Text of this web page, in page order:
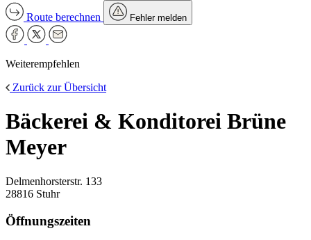
Route berechnen Fehler melden
Weiterempfehlen
Zurück zur Übersicht
Bäckerei & Konditorei Brüne
Meyer
Delmenhorsterstr. 133
28816 Stuhr
Öffnungszeiten